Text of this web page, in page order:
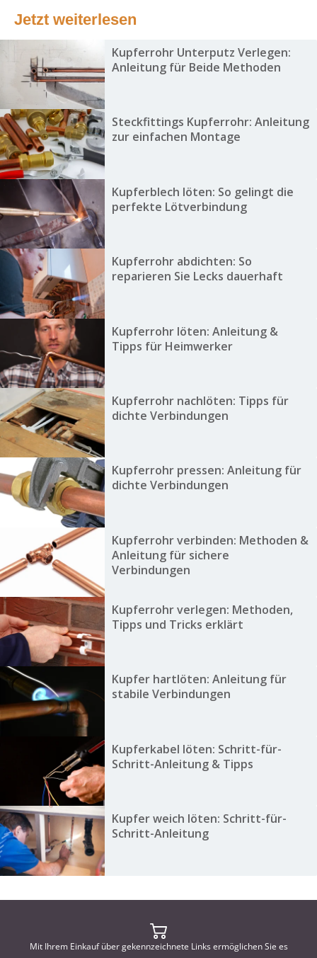
Jetzt weiterlesen
Kupferrohr Unterputz Verlegen:
Anleitung für Beide Methoden
Steckfittings Kupferrohr: Anleitung
zur einfachen Montage
Kupferblech löten: So gelingt die
perfekte Lötverbindung
Kupferrohr abdichten: So
reparieren Sie Lecks dauerhaft
Kupferrohr löten: Anleitung &
Tipps für Heimwerker
Kupferrohr nachlöten: Tipps für
dichte Verbindungen
Kupferrohr pressen: Anleitung für
dichte Verbindungen
Kupferrohr verbinden: Methoden &
Anleitung für sichere
Verbindungen
Kupferrohr verlegen: Methoden,
Tipps und Tricks erklärt
Kupfer hartlöten: Anleitung für
stabile Verbindungen
Kupferkabel löten: Schritt-für-
Schritt-Anleitung & Tipps
Kupfer weich löten: Schritt-für-
Schritt-Anleitung
Mit Ihrem Einkauf über gekennzeichnete Links ermöglichen Sie es